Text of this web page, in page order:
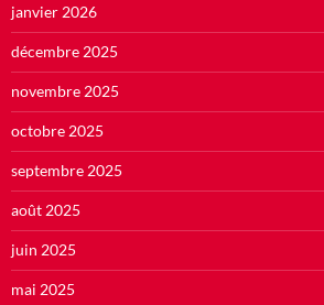
janvier 2026
décembre 2025
novembre 2025
octobre 2025
septembre 2025
août 2025
juin 2025
mai 2025